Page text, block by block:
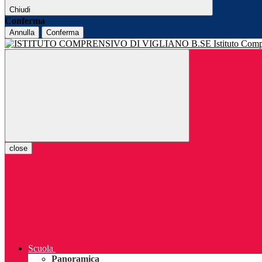
Chiudi
Conferma
Annulla Conferma
Istituto
close
Scuola
Panoramica